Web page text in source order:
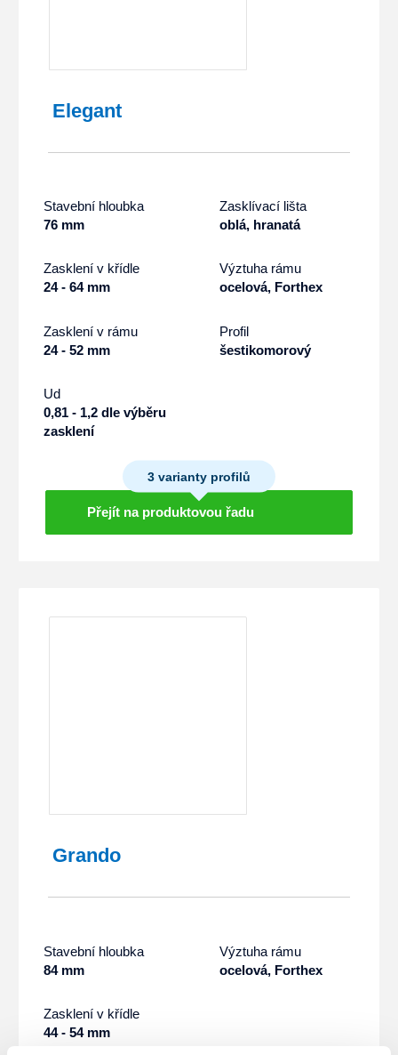
Elegant
Stavební hloubka
76 mm
Zasklení v křídle
24 - 64 mm
Zasklení v rámu
24 - 52 mm
Ud
0,81 - 1,2 dle výběru
zasklení
Zasklívací lišta
oblá, hranatá
Výztuha rámu
ocelová, Forthex
Profil
šestikomorový
3 varianty profilů
Přejít na produktovou řadu
Grando
Stavební hloubka
84 mm
Zasklení v křídle
44 - 54 mm
Výztuha rámu
ocelová, Forthex